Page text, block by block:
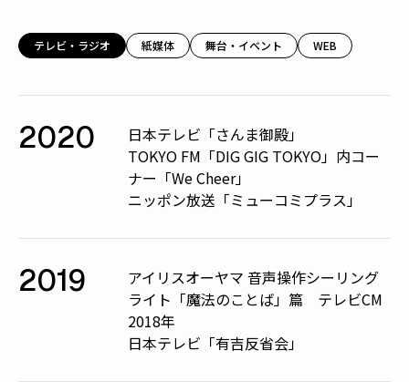
テレビ・ラジオ 紙媒体 舞台・イベント WEB
2020
日本テレビ「さんま御殿」
TOKYO FM「DIG GIG TOKYO」内コー
ナー「We Cheer」
ニッポン放送「ミューコミプラス」
2019
アイリスオーヤマ 音声操作シーリング
ライト「魔法のことば」篇 テレビCM
2018年
日本テレビ「有吉反省会」